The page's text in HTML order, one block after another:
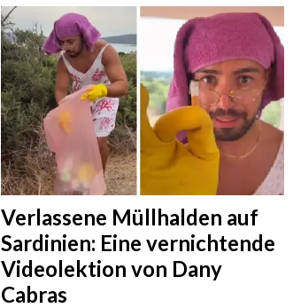
Verlassene Müllhalden auf
Sardinien: Eine vernichtende
Videolektion von Dany
Cabras